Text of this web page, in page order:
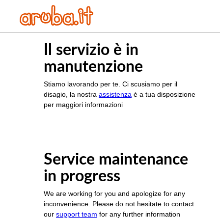
Il servizio è in
manutenzione
Stiamo lavorando per te. Ci scusiamo per il
disagio, la nostra assistenza è a tua disposizione
per maggiori informazioni
Service maintenance
in progress
We are working for you and apologize for any
inconvenience. Please do not hesitate to contact
our support team for any further information